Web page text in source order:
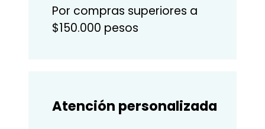
Por compras superiores a
$150.000 pesos
Atención personalizada